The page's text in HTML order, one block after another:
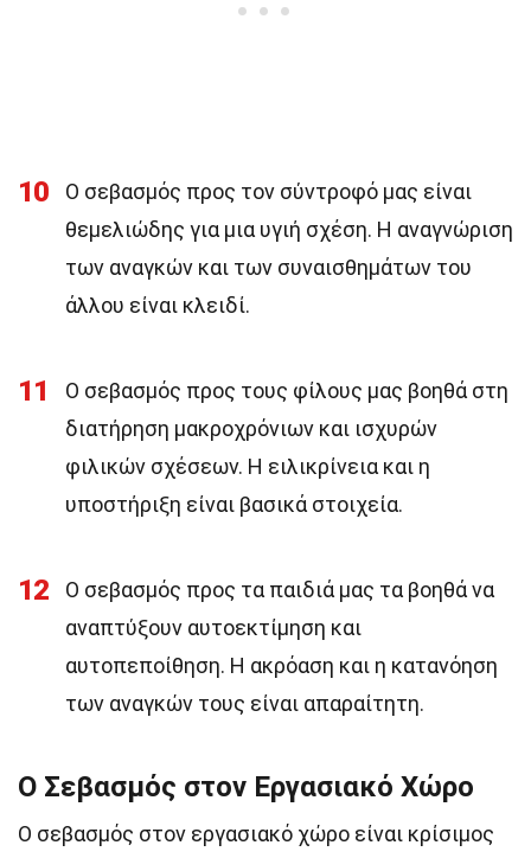
10
Ο σεβασμός προς τον σύντροφό μας είναι
θεμελιώδης για μια υγιή σχέση. Η αναγνώριση
των αναγκών και των συναισθημάτων του
άλλου είναι κλειδί.
11
Ο σεβασμός προς τους φίλους μας βοηθά στη
διατήρηση μακροχρόνιων και ισχυρών
φιλικών σχέσεων. Η ειλικρίνεια και η
υποστήριξη είναι βασικά στοιχεία.
12
Ο σεβασμός προς τα παιδιά μας τα βοηθά να
αναπτύξουν αυτοεκτίμηση και
αυτοπεποίθηση. Η ακρόαση και η κατανόηση
των αναγκών τους είναι απαραίτητη.
Ο Σεβασμός στον Εργασιακό Χώρο
Ο σεβασμός στον εργασιακό χώρο είναι κρίσιμος